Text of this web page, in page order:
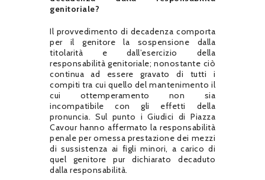
genitoriale?
Il provvedimento di decadenza comporta
per il genitore la sospensione dalla
titolarità e dall’esercizio della
responsabilità genitoriale; nonostante ciò
continua ad essere gravato di tutti i
compiti tra cui quello del mantenimento il
cui ottemperamento non sia
incompatibile con gli effetti della
pronuncia. Sul punto i Giudici di Piazza
Cavour hanno affermato la responsabilità
penale per omessa prestazione dei mezzi
di sussistenza ai figli minori, a carico di
quel genitore pur dichiarato decaduto
dalla responsabilità.